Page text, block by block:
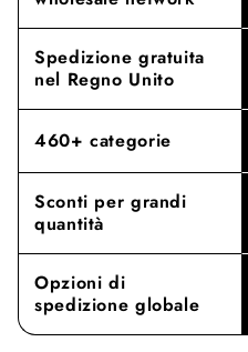
Provate la
nostra
all'ingrosso
Spedizione gratuita
nel Regno Unito
460+ categorie
Sconti per grandi
quantità
Opzioni di
spedizione globale